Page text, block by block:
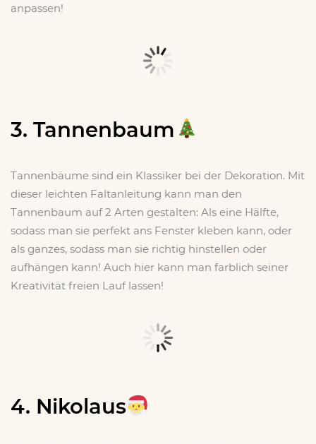
anpassen!
3. Tannenbaum
Tannenbäume sind ein Klassiker bei der Dekoration. Mit
dieser leichten Faltanleitung kann man den
Tannenbaum auf 2 Arten gestalten: Als eine Hälfte,
sodass man sie perfekt ans Fenster kleben kann, oder
als ganzes, sodass man sie richtig hinstellen oder
aufhängen kann! Auch hier kann man farblich seiner
Kreativität freien Lauf lassen!
4. Nikolaus